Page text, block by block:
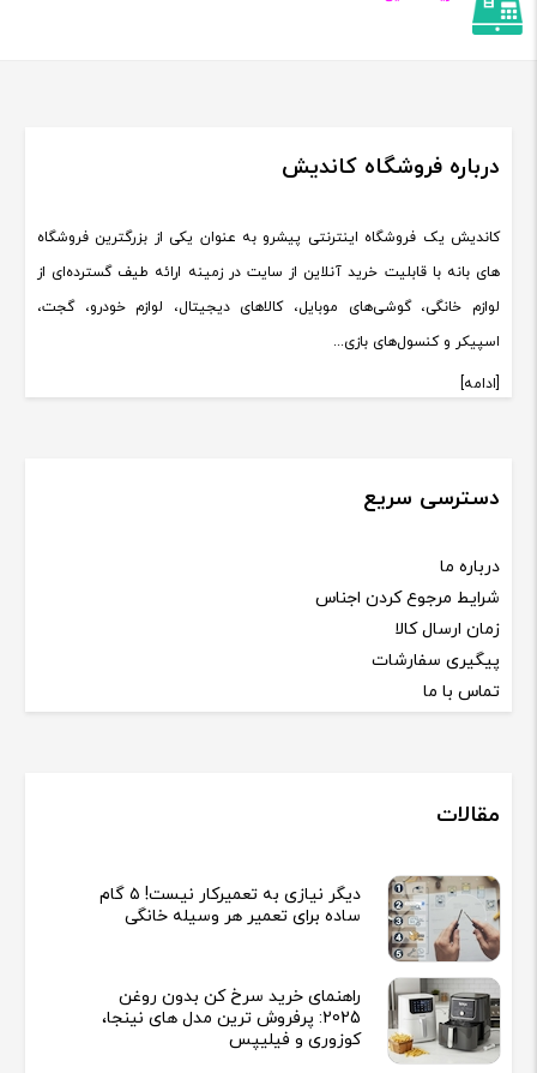
درباره فروشگاه کاندیش
کاندیش یک فروشگاه اینترنتی پیشرو به عنوان یکی از بزرگترین فروشگاه
های بانه با قابلیت خرید آنلاین از سایت در زمینه ارائه طیف گسترده‌ای از
لوازم خانگی، گوشی‌های موبایل، کالاهای دیجیتال، لوازم خودرو، گجت،
اسپیکر و کنسول‌های بازی...
[ادامه]
دسترسی سریع
درباره ما
شرایط مرجوع کردن اجناس
زمان ارسال کالا
پیگیری سفارشات
تماس با ما
مقالات
دیگر نیازی به تعمیرکار نیست! ۵ گام
ساده برای تعمیر هر وسیله خانگی
راهنمای خرید سرخ کن بدون روغن
2025: پرفروش ترین مدل های نینجا،
کوزوری و فیلیپس